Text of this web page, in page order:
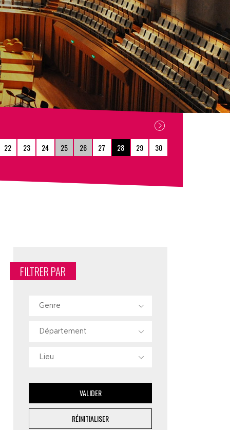
22 23 24 25 26 27 28 29 30
FILTRER PAR
Genre
Département
Lieu
VALIDER
RÉINITIALISER